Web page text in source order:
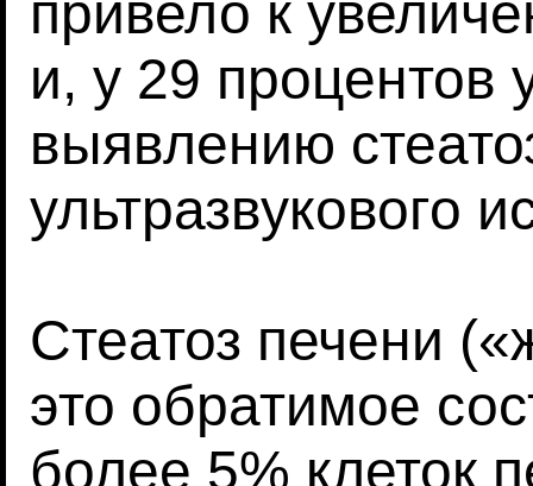
привело к
и, у 29 процентов
выявлению
ультразвукового
Стеатоз печени
это обратимое
более 5% клеток